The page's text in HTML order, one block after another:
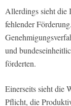
Allerdings sieht die
fehlender
und
förderten.
Einerseits sieht die
Pflicht, die